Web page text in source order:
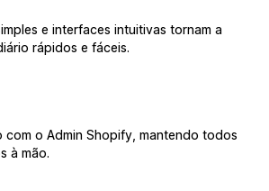
e interfaces intuitivas tornam a
rápidos e fáceis.
com o Admin Shopify, mantendo todos
à mão.